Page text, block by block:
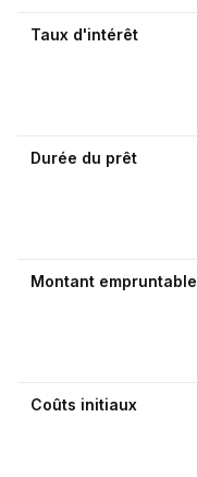
Taux d'intérêt
Durée du prêt
Montant empruntable
Coûts initiaux